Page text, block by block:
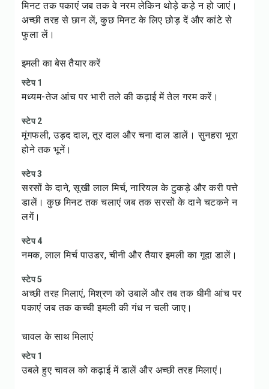
मिनट तक पकाएं जब तक वे नरम लेकिन थोड़े कड़े न हो जाएं।
अच्छी तरह से छान लें, कुछ मिनट के लिए छोड़ दें और कांटे से
फुला लें।
इमली का बेस तैयार करें
स्टेप 1
मध्यम-तेज आंच पर भारी तले की कढ़ाई में तेल गरम करें।
स्टेप 2
मूंगफली, उड़द दाल, तूर दाल और चना दाल डालें। सुनहरा भूरा
होने तक भूनें।
स्टेप 3
सरसों के दाने, सूखी लाल मिर्च, नारियल के टुकड़े और करी पत्ते
डालें। कुछ मिनट तक चलाएं जब तक सरसों के दाने चटकने न
लगें।
स्टेप 4
नमक, लाल मिर्च पाउडर, चीनी और तैयार इमली का गूदा डालें।
स्टेप 5
अच्छी तरह मिलाएं, मिश्रण को उबालें और तब तक धीमी आंच पर
पकाएं जब तक कच्ची इमली की गंध न चली जाए।
चावल के साथ मिलाएं
स्टेप 1
उबले हुए चावल को कढ़ाई में डालें और अच्छी तरह मिलाएं।